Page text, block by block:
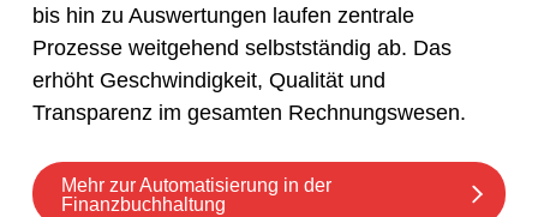
bis hin zu Auswertungen laufen zentrale
Prozesse weitgehend selbstständig ab. Das
erhöht Geschwindigkeit, Qualität und
Transparenz im gesamten Rechnungswesen.
Mehr zur Automatisierung in der
Finanzbuchhaltung